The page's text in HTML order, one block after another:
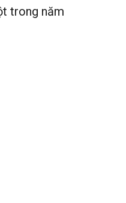
trong năm